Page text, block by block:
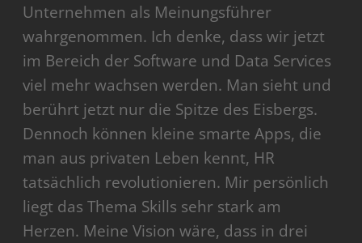
Unternehmen als Meinungsführer
wahrgenommen. Ich denke, dass wir jetzt
im Bereich der Software und Data Services
viel mehr wachsen werden. Man sieht und
berührt jetzt nur die Spitze des Eisbergs.
Dennoch können kleine smarte Apps, die
man aus privaten Leben kennt, HR
tatsächlich revolutionieren. Mir persönlich
liegt das Thema Skills sehr stark am
Herzen. Meine Vision wäre, dass in drei